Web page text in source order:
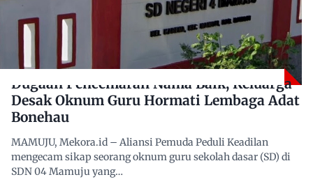
Dugaan Pencemaran Nama Baik, Keluarga
Desak Oknum Guru Hormati Lembaga Adat
Bonehau
MAMUJU, Mekora.id – Aliansi Pemuda Peduli Keadilan
mengecam sikap seorang oknum guru sekolah dasar (SD) di
SDN 04 Mamuju yang…